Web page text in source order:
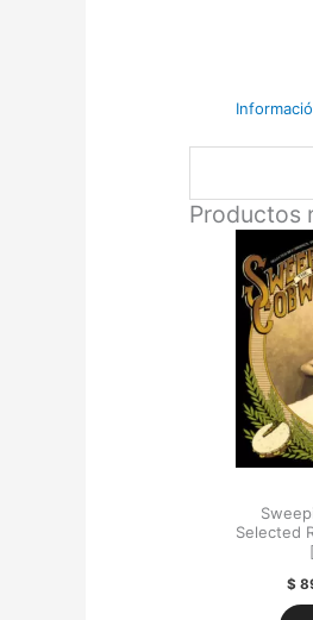
Productos
Selected
$